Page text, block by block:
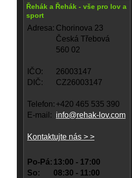
Řehák a Řehák - vše pro lov a
sport
Adresa: Chorinova 23
Česká Třebová
560 02
IČO:
26003147
DIČ:
CZ26003147
Telefon: +420 465 535 390
E-mail: info@rehak-lov.com
Kontaktujte nás > >
Po-Pá: 13:00 - 17:00
So:
08:30 - 11:00